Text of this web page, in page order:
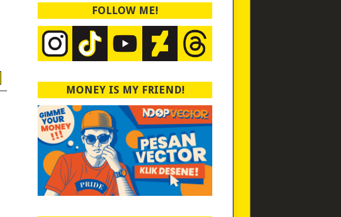
FOLLOW ME!
MONEY IS MY FRIEND!